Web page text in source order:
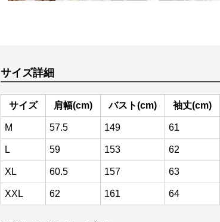
サイズ詳細
サイズ 肩幅(cm) バスト(cm) 袖丈(cm)
M 57.5 149 61
L 59 153 62
XL 60.5 157 63
XXL 62 161 64